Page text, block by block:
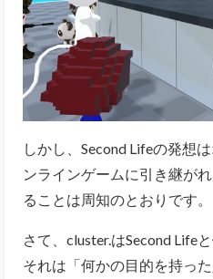
しかし、Second Lifeの発想
ンラインゲームに引き継が
ることは周知のとおりです。
さて、cluster.はSecond Life
それは「何かの目的を持っ